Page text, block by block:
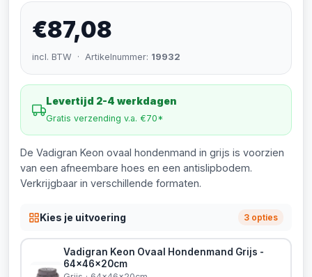
€87,08
incl. BTW · Artikelnummer: 19932
Levertijd 2-4 werkdagen
Gratis verzending v.a. €70*
De Vadigran Keon ovaal hondenmand in grijs is voorzien
van een afneembare hoes en een antislipbodem.
Verkrijgbaar in verschillende formaten.
Kies je uitvoering 3 opties
Vadigran Keon Ovaal Hondenmand Grijs -
64x46x20cm